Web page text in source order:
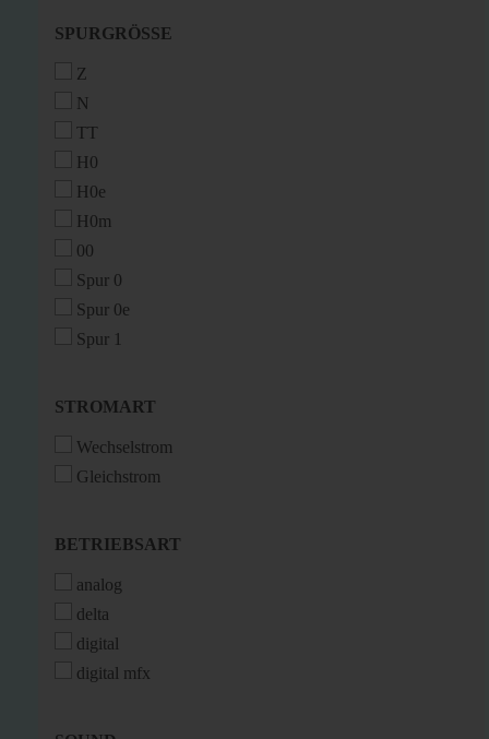
SPURGRÖSSE
SPURGRÖSSE
Z
N
TT
H0
H0e
H0m
00
Spur 0
Spur 0e
Spur 1
STROMART
STROMART
Wechselstrom
Gleichstrom
BETRIEBSART
BETRIEBSART
analog
delta
digital
digital mfx